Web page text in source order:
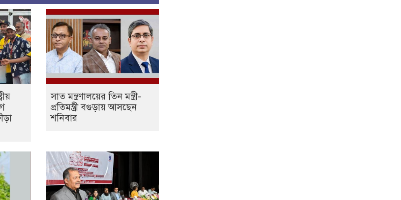
সাত মন্ত্রণালয়ের তিন মন্ত্রী-
প্রতিমন্ত্রী বগুড়ায় আসছেন
শনিবার